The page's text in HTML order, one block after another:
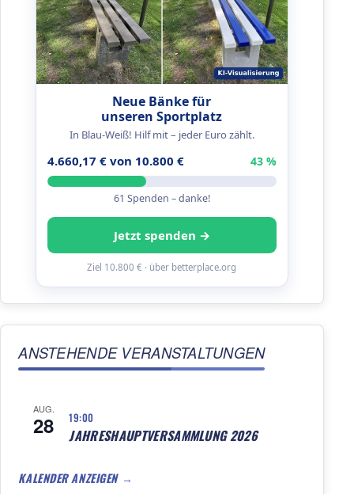
Neue Bänke für
unseren Sportplatz
In Blau-Weiß! Hilf mit – jeder Euro zählt.
4.660,17 € von 10.800 € 43 %
61 Spenden – danke!
Jetzt spenden →
Ziel 10.800 € · über betterplace.org
ANSTEHENDE VERANSTALTUNGEN
AUG.
28 19:00
JAHRESHAUPTVERSAMMLUNG 2026
KALENDER ANZEIGEN